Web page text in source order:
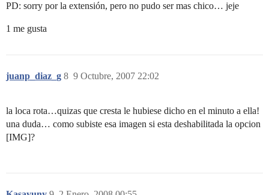
PD: sorry por la extensión, pero no pudo ser mas chico… jeje
1 me gusta
juanp_diaz_g 9 Octubre, 2007 22:02
8
la loca rota…quizas que cresta le hubiese dicho en el minuto a ella!
una duda… como subiste esa imagen si esta deshabilitada la opcion
[IMG]?